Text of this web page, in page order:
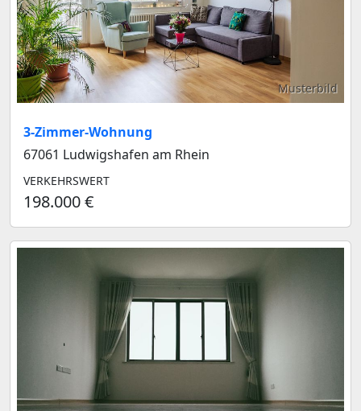
Musterbild
3-Zimmer-Wohnung
67061 Ludwigshafen am Rhein
VERKEHRSWERT
198.000 €